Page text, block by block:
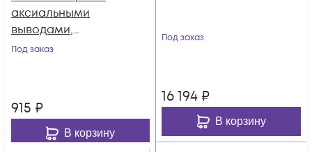
аксиальными
выводами,
номинальным
Под заказ
915 ₽
В корзину
Под заказ
16 194 ₽
В корзину